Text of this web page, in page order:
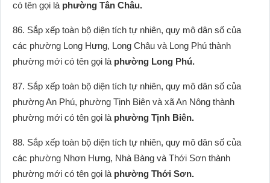
có tên gọi là phường Tân Châu.
86. Sắp xếp toàn bộ diện tích tự nhiên, quy mô dân số của
các phường Long Hưng, Long Châu và Long Phú thành
phường mới có tên gọi là phường Long Phú.
87. Sắp xếp toàn bộ diện tích tự nhiên, quy mô dân số của
phường An Phú, phường Tịnh Biên và xã An Nông thành
phường mới có tên gọi là phường Tịnh Biên.
88. Sắp xếp toàn bộ diện tích tự nhiên, quy mô dân số của
các phường Nhơn Hưng, Nhà Bàng và Thới Sơn thành
phường mới có tên gọi là phường Thới Sơn.